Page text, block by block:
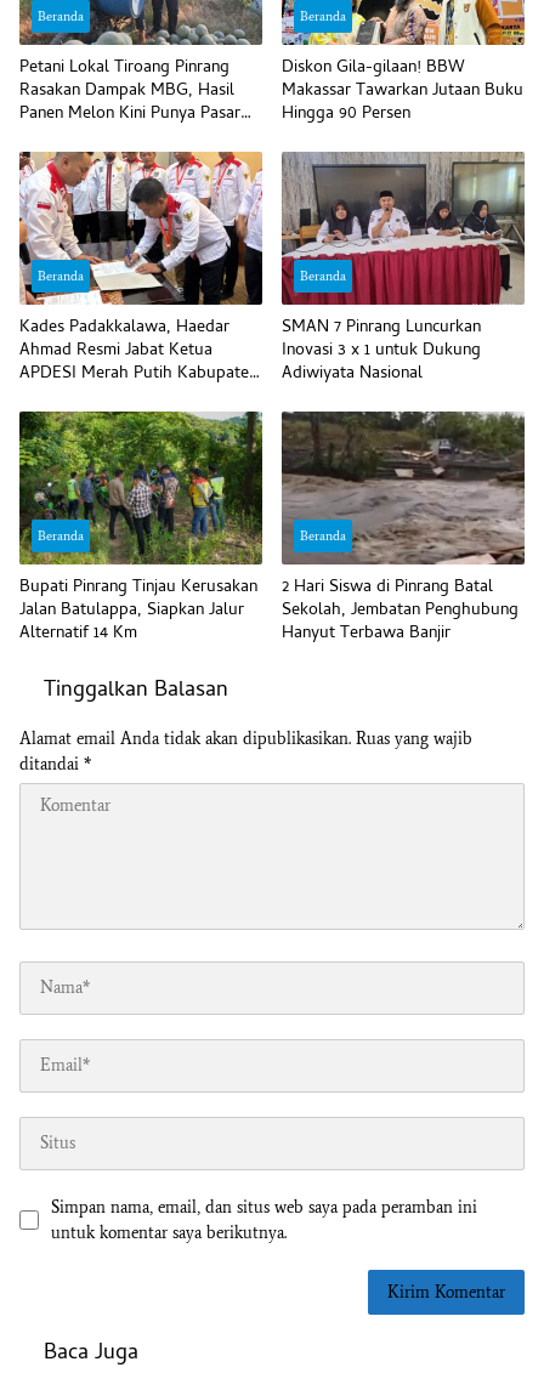
Beranda
Petani Lokal Tiroang Pinrang
Rasakan Dampak MBG, Hasil
Panen Melon Kini Punya Pasar
Beranda
Diskon Gila-gilaan! BBW
Makassar Tawarkan Jutaan Buku
Hingga 90 Persen
Beranda
Kades Padakkalawa, Haedar
Ahmad Resmi Jabat Ketua
APDESI Merah Putih Kabupaten
Beranda
SMAN 7 Pinrang Luncurkan
Inovasi 3 x 1 untuk Dukung
Adiwiyata Nasional
Beranda
Bupati Pinrang Tinjau Kerusakan
Jalan Batulappa, Siapkan Jalur
Alternatif 14 Km
Beranda
2 Hari Siswa di Pinrang Batal
Sekolah, Jembatan Penghubung
Hanyut Terbawa Banjir
Tinggalkan Balasan
Alamat email Anda tidak akan dipublikasikan. Ruas yang wajib
ditandai *
Simpan nama, email, dan situs web saya pada peramban ini
untuk komentar saya berikutnya.
Baca Juga